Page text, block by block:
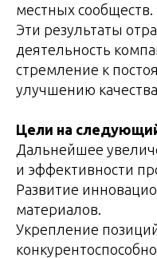
местных сообществ.
Эти результаты
деятельность
стремление к
улучшению
Цели на
Дальнейшее
и эффективности
Развитие
материалов.
Укрепление